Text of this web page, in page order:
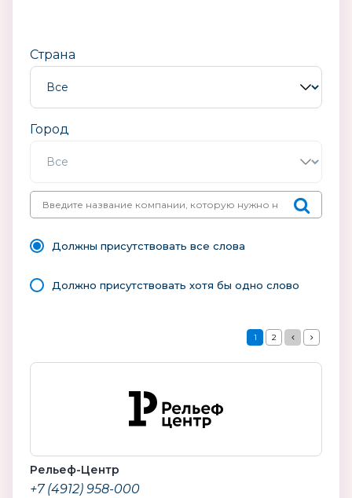
Страна
Город
Должны присутствовать все слова
Должно присутствовать хотя бы одно слово
1 2
Рельеф-Центр
+7 (4912) 958-000